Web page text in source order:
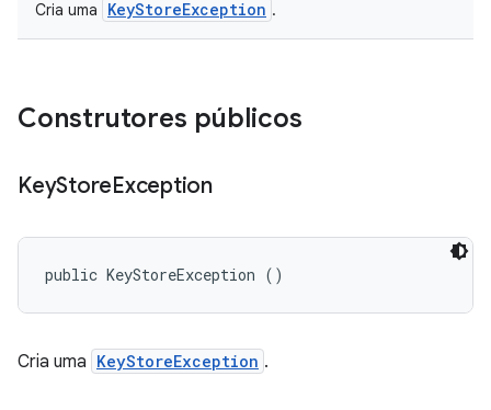
Cria uma KeyStoreException .
Construtores públicos
KeyStoreException
public KeyStoreException ()
Cria uma KeyStoreException .